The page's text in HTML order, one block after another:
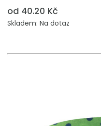
od 40.20 Kč
Skladem: Na dotaz